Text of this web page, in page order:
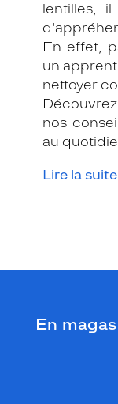
lentilles,
En effet,
un
nettoyer
nos
au
Lire la suite
En